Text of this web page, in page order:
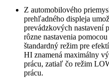
Z automobilového
prehľadného displeja
prevádzkových nastavení
rôzne nastavenia
štandardný režim pre
HI znamená maximálny
prácu, zatiaľ čo režim
prácu.